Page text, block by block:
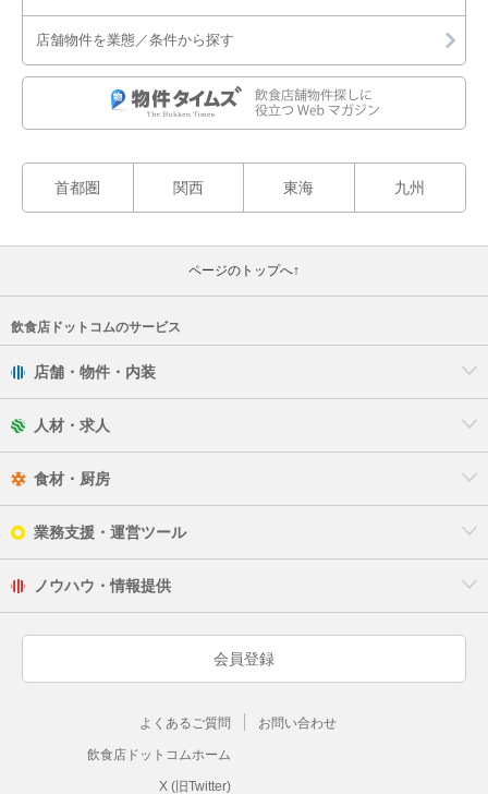
店舗物件を業態／条件から探す
首都圏 関西 東海 九州
ページのトップへ↑
飲食店ドットコムのサービス
店舗・物件・内装
人材・求人
食材・厨房
業務支援・運営ツール
ノウハウ・情報提供
会員登録
よくあるご質問 お問い合わせ
飲食店ドットコムホーム
X (旧Twitter)